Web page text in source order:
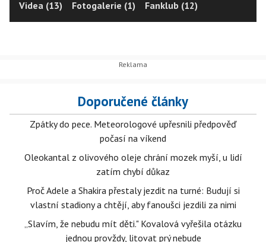
Videa (13) Fotogalerie (1) Fanklub (12)
Doporučené články
Zpátky do pece. Meteorologové upřesnili předpověď
počasí na víkend
Oleokantal z olivového oleje chrání mozek myší, u lidí
zatím chybí důkaz
Proč Adele a Shakira přestaly jezdit na turné: Budují si
vlastní stadiony a chtějí, aby fanoušci jezdili za nimi
„Slavím, že nebudu mít děti." Kovalová vyřešila otázku
jednou provždy, litovat prý nebude